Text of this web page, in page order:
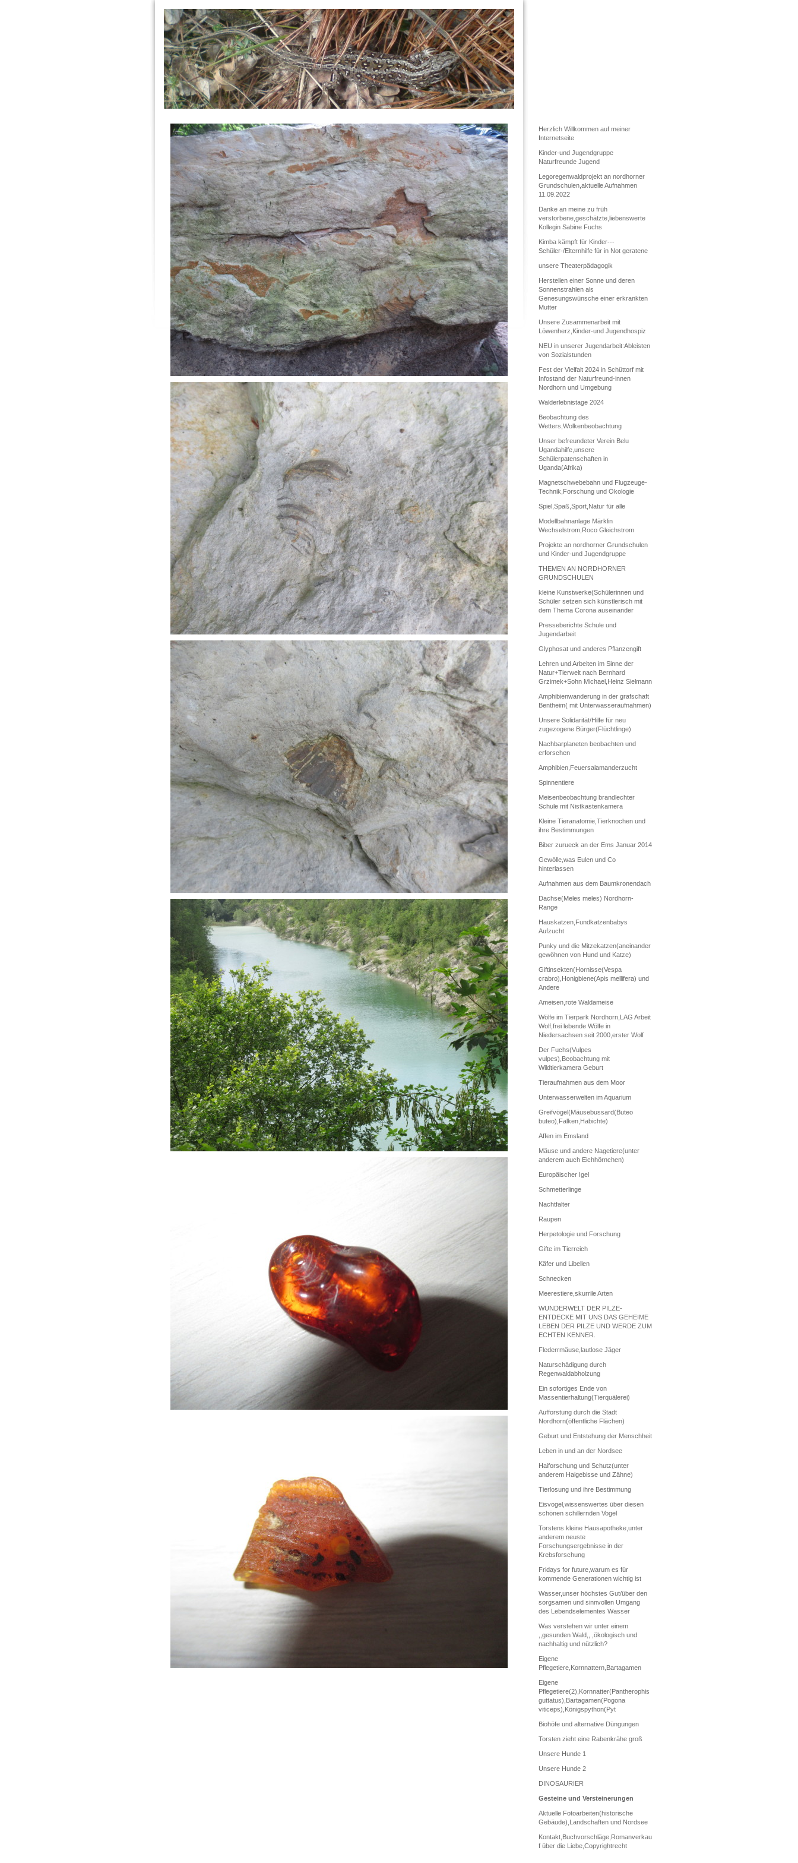
Herzlich Willkommen auf meiner
Internetseite
Kinder-und Jugendgruppe
Naturfreunde Jugend
Legoregenwaldprojekt an nordhorner
Grundschulen,aktuelle Aufnahmen
11.09.2022
Danke an meine zu früh
verstorbene,geschätzte,liebenswerte
Kollegin Sabine Fuchs
Kimba kämpft für Kinder---
Schüler-/Elternhilfe für in Not geratene
unsere Theaterpädagogik
Herstellen einer Sonne und deren
Sonnenstrahlen als
Genesungswünsche einer erkrankten
Mutter
Unsere Zusammenarbeit mit
Löwenherz,Kinder-und Jugendhospiz
NEU in unserer Jugendarbeit:Ableisten
von Sozialstunden
Fest der Vielfalt 2024 in Schüttorf mit
Infostand der Naturfreund-innen
Nordhorn und Umgebung
Walderlebnistage 2024
Beobachtung des
Wetters,Wolkenbeobachtung
Unser befreundeter Verein Belu
Ugandahilfe,unsere
Schülerpatenschaften in
Uganda(Afrika)
Magnetschwebebahn und Flugzeuge-
Technik,Forschung und Ökologie
Spiel,Spaß,Sport,Natur für alle
Modellbahnanlage Märklin
Wechselstrom,Roco Gleichstrom
Projekte an nordhorner Grundschulen
und Kinder-und Jugendgruppe
THEMEN AN NORDHORNER
GRUNDSCHULEN
kleine Kunstwerke(Schülerinnen und
Schüler setzen sich künstlerisch mit
dem Thema Corona auseinander
Presseberichte Schule und
Jugendarbeit
Glyphosat und anderes Pflanzengift
Lehren und Arbeiten im Sinne der
Natur+Tierwelt nach Bernhard
Grzimek+Sohn Michael,Heinz Sielmann
Amphibienwanderung in der grafschaft
Bentheim( mit Unterwasseraufnahmen)
Unsere Solidarität/Hilfe für neu
zugezogene Bürger(Flüchtlinge)
Nachbarplaneten beobachten und
erforschen
Amphibien,Feuersalamanderzucht
Spinnentiere
Meisenbeobachtung brandlechter
Schule mit Nistkastenkamera
Kleine Tieranatomie,Tierknochen und
ihre Bestimmungen
Biber zurueck an der Ems Januar 2014
Gewölle,was Eulen und Co
hinterlassen
Aufnahmen aus dem Baumkronendach
Dachse(Meles meles) Nordhorn-
Range
Hauskatzen,Fundkatzenbabys
Aufzucht
Punky und die Mitzekatzen(aneinander
gewöhnen von Hund und Katze)
Giftinsekten(Hornisse(Vespa
crabro),Honigbiene(Apis mellifera) und
Andere
Ameisen,rote Waldameise
Wölfe im Tierpark Nordhorn,LAG Arbeit
Wolf,frei lebende Wölfe in
Niedersachsen seit 2000,erster Wolf
Der Fuchs(Vulpes
vulpes),Beobachtung mit
Wildtierkamera Geburt
Tieraufnahmen aus dem Moor
Unterwasserwelten im Aquarium
Greifvögel(Mäusebussard(Buteo
buteo),Falken,Habichte)
Affen im Emsland
Mäuse und andere Nagetiere(unter
anderem auch Eichhörnchen)
Europäischer Igel
Schmetterlinge
Nachtfalter
Raupen
Herpetologie und Forschung
Gifte im Tierreich
Käfer und Libellen
Schnecken
Meerestiere,skurrile Arten
WUNDERWELT DER PILZE-
ENTDECKE MIT UNS DAS GEHEIME
LEBEN DER PILZE UND WERDE ZUM
ECHTEN KENNER.
Flederrmäuse,lautlose Jäger
Naturschädigung durch
Regenwaldabholzung
Ein sofortiges Ende von
Massentierhaltung(Tierquälerei)
Aufforstung durch die Stadt
Nordhorn(öffentliche Flächen)
Geburt und Entstehung der Menschheit
Leben in und an der Nordsee
Haiforschung und Schutz(unter
anderem Haigebisse und Zähne)
Tierlosung und ihre Bestimmung
Eisvogel,wissenswertes über diesen
schönen schillernden Vogel
Torstens kleine Hausapotheke,unter
anderem neuste
Forschungsergebnisse in der
Krebsforschung
Fridays for future,warum es für
kommende Generationen wichtig ist
Wasser,unser höchstes Gut/über den
sorgsamen und sinnvollen Umgang
des Lebendselementes Wasser
Was verstehen wir unter einem
,,gesunden Wald,, ,ökologisch und
nachhaltig und nützlich?
Eigene
Pflegetiere,Kornnattern,Bartagamen
Eigene
Pflegetiere(2),Kornnatter(Pantherophis
guttatus),Bartagamen(Pogona
viticeps),Königspython(Pyt
Biohöfe und alternative Düngungen
Torsten zieht eine Rabenkrähe groß
Unsere Hunde 1
Unsere Hunde 2
DINOSAURIER
Gesteine und Versteinerungen
Aktuelle Fotoarbeiten(historische
Gebäude),Landschaften und Nordsee
Kontakt,Buchvorschläge,Romanverkau
f über die Liebe,Copyrightrecht